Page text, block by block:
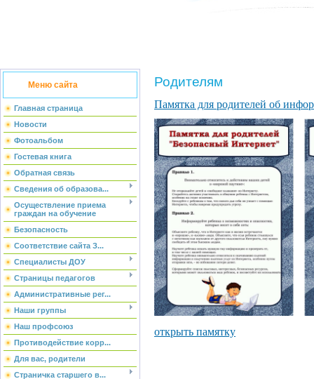
Меню сайта
Главная страница
Новости
Фотоальбом
Гостевая книга
Обратная связь
Сведения об образова...
Осуществление приема
граждан на обучение
Безопасность
Соответствие сайта З...
Специалисты ДОУ
Страницы педагогов
Административные рег...
Наши группы
Наш профсоюз
Противодействие корр...
Для вас, родители
Страничка старшего в...
Родителям
Памятка для родителей об
открыть памятку